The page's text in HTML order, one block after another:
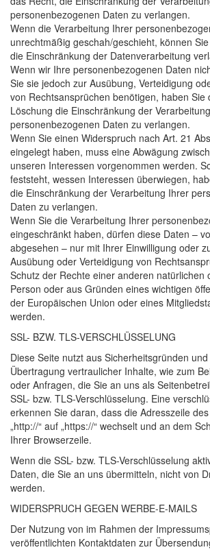
personenbezogenen Daten zu verlangen.
Wenn die Verarbeitung Ihrer
unrechtmäßig geschah/geschieht, können
die Einschränkung der Datenverarbeitung
Wenn wir Ihre personenbezogenen Daten
Sie sie jedoch zur Ausübung, Verteidigung
von Rechtsansprüchen benötigen, haben Sie
Löschung die Einschränkung der
personenbezogenen Daten zu verlangen.
Wenn Sie einen Widerspruch nach Art. 21
eingelegt haben, muss eine Abwägung
unseren Interessen vorgenommen werden.
feststeht, wessen Interessen überwiegen,
die Einschränkung der Verarbeitung Ihrer
Daten zu verlangen.
Wenn Sie die Verarbeitung Ihrer
eingeschränkt haben, dürfen diese Daten –
abgesehen – nur mit Ihrer Einwilligung oder
Ausübung oder Verteidigung von
Schutz der Rechte einer anderen natürlichen
Person oder aus Gründen eines wichtigen
der Europäischen Union oder eines
werden.
SSL- BZW. TLS-VERSCHLÜSSELUNG
Diese Seite nutzt aus Sicherheitsgründen
Übertragung vertraulicher Inhalte, wie zum
oder Anfragen, die Sie an uns als
SSL- bzw. TLS-Verschlüsselung. Eine
erkennen Sie daran, dass die Adresszeile
„http://“ auf „https://“ wechselt und an dem
Ihrer Browserzeile.
Wenn die SSL- bzw. TLS-Verschlüsselung
Daten, die Sie an uns übermitteln, nicht von
werden.
WIDERSPRUCH GEGEN WERBE-E-MAILS
Der Nutzung von im Rahmen der
veröffentlichten Kontaktdaten zur